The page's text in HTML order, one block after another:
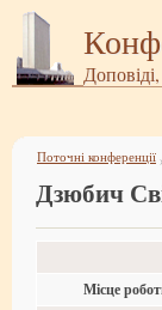
Поточні конференції
Дзюбич
Місце